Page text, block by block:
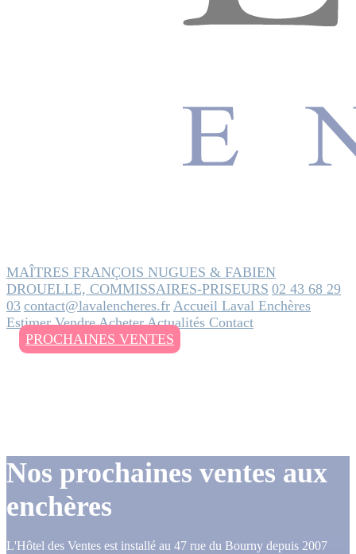
MAÎTRES FRANÇOIS NUGUES & FABIEN
DROUELLE, COMMISSAIRES-PRISEURS 02 43 68 29
03 contact@lavalencheres.fr Accueil Laval Enchères
EstimerVendreAcheterActualités Contact
PROCHAINES VENTES
Nos prochaines ventes aux
enchères
L'Hôtel des Ventes est installé au 47 rue du Bourny depuis 2007